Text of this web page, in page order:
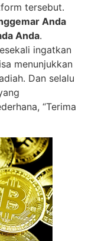
tersebut.
Anda
Anda.
ingatkan
menunjukkan
Dan selalu
“Terima